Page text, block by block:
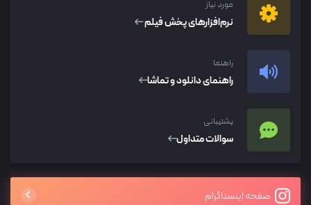
مورد نیاز
نرم‌افزار‌های پخش فیلم
راهنما
راهنمای دانلود و تماشا
پشتیبانی
سوالات متداول
صفحه اینستاگرام